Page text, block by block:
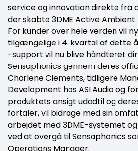
service og innovation direkte fra
der skabte 3DME Active Ambient
For kunder over hele verden vil
tilgængelige i 4. kvartal af dette
-support vil nu blive håndteret
Sensaphonics gennem deres
Charlene Clements, tidligere
Development hos ASI Audio og
produktets ansigt udadtil og
fortaler, vil bidrage med sin
arbejdet med 3DME-systemet
ved at overgå til Sensaphonics
Operations Manager.